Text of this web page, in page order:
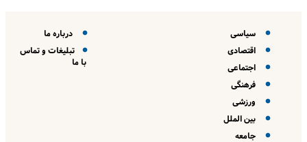
سیاسی
اقتصادی
اجتماعی
فرهنگی
ورزشی
بین الملل
جامعه
درباره ما
تبلیغات و تماس
با ما